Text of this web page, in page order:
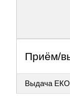
Приём/
Выдача